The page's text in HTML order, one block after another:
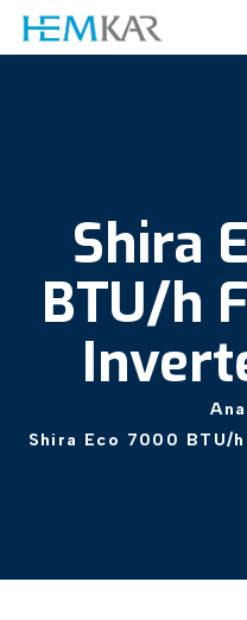
Shira
BTU/h
Ana
Shira Eco 7000 BTU/h